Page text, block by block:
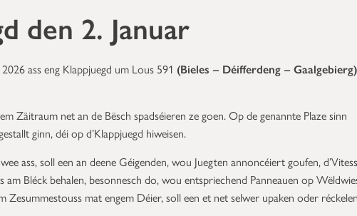
den 2. Januar
ass eng Klappjuegd um Lous 591 (Bieles – Déifferdeng – Gaalgebierg)
Zäitraum net an de Bësch spadséieren ze goen. Op de genannte Plaze sinn
ginn, déi op d’Klappjuegd hiweisen.
ass, soll een an deene Géigenden, wou Juegten annoncéiert goufen,
Bléck behalen, besonnesch do, wou entspriechend Panneauen op
Zesummestouss mat engem Déier, soll een et net selwer upaken oder